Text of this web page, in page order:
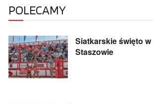
POLECAMY
Siatkarskie święto w
Staszowie